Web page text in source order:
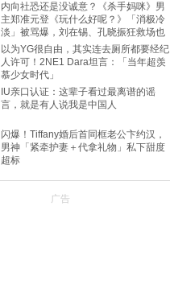
内向社恐还是没诚意？《杀手妈咪》男
主郑准元登《玩什么好呢？》「消极冷
淡」被骂爆，刘在锡、孔晓振狂救场也
以为YG很自由，其实连去厕所都要经纪
人许可！2NE1 Dara坦言：「当年超羡
慕少女时代」
IU亲口认证：这辈子看过最离谱的谣
言，就是有人说我是中国人
闪爆！Tiffany婚后首同框老公卞约汉，
男神「紧牵护妻＋代拿礼物」私下甜度
超标
广告